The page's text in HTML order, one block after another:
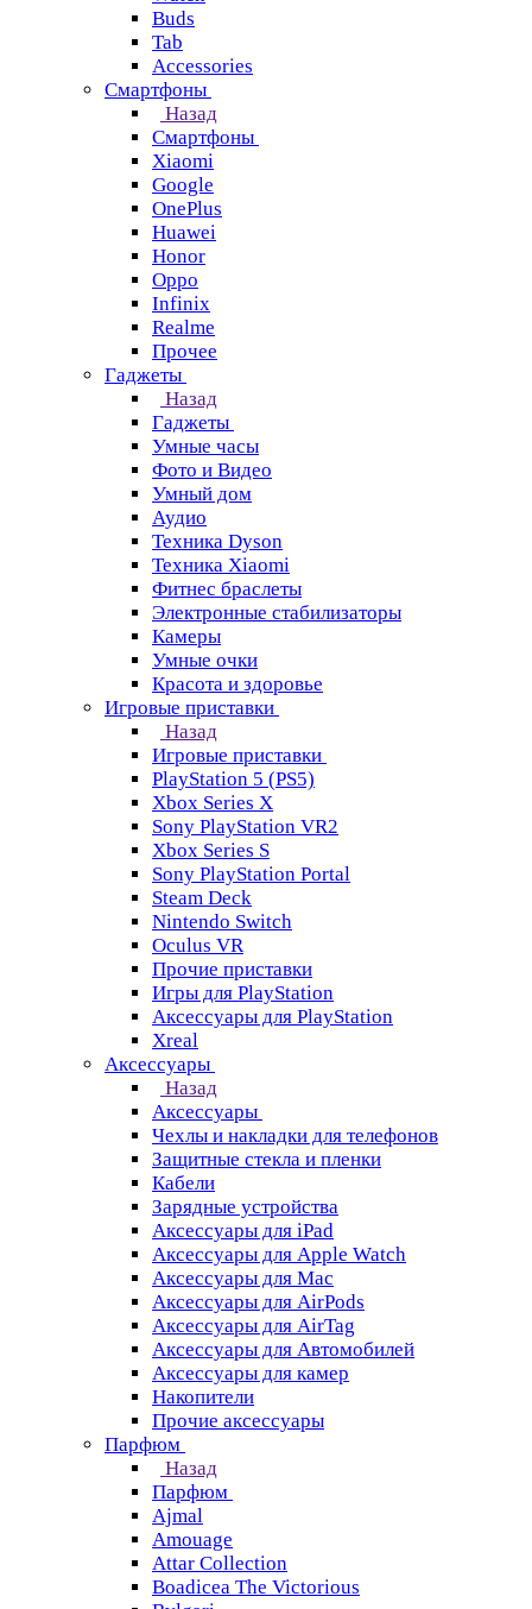
Buds
Tab
Accessories
Смартфоны
Назад
Смартфоны
Xiaomi
Google
OnePlus
Huawei
Honor
Oppo
Infinix
Realme
Прочее
Гаджеты
Назад
Гаджеты
Умные часы
Фото и Видео
Умный дом
Аудио
Техника Dyson
Техника Xiaomi
Фитнес браслеты
Электронные стабилизаторы
Камеры
Умные очки
Красота и здоровье
Игровые приставки
Назад
Игровые приставки
PlayStation 5 (PS5)
Xbox Series X
Sony PlayStation VR2
Xbox Series S
Sony PlayStation Portal
Steam Deck
Nintendo Switch
Oculus VR
Прочие приставки
Игры для PlayStation
Аксессуары для PlayStation
Xreal
Аксессуары
Назад
Аксессуары
Чехлы и накладки для телефонов
Защитные стекла и пленки
Кабели
Зарядные устройства
Аксессуары для iPad
Аксессуары для Apple Watch
Аксессуары для Mac
Аксессуары для AirPods
Аксессуары для AirTag
Аксессуары для Автомобилей
Аксессуары для камер
Накопители
Прочие аксессуары
Парфюм
Назад
Парфюм
Ajmal
Amouage
Attar Collection
Boadicea The Victorious